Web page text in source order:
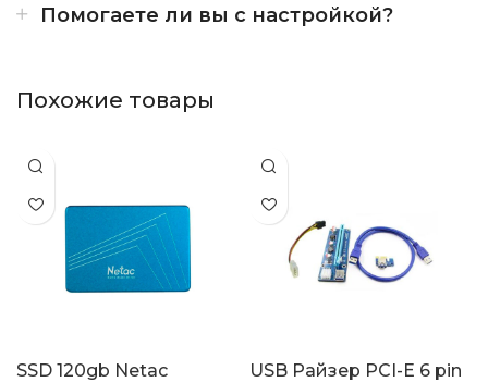
Помогаете ли вы с настройкой?
Похожие товары
SSD 120gb Netac
USB Райзер PCI-E 6 pin